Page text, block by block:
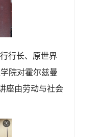
行长、原世界
院对霍尔兹曼
座由劳动与社会